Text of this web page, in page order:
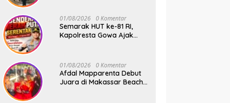
Kedisiplinan Calon
Paskibraka Kecamatan
Bontonompo
01/08/2026 0 Komentar
Semarak HUT ke-81 RI,
Kapolresta Gowa Ajak
01/08/2026 0 Komentar
Afdal Mapparenta Debut
Juara di Makassar Beach